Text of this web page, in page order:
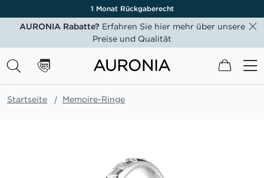
1 Monat Rückgaberecht
AURONIA Rabatte? Erfahren Sie hier mehr über unsere
Preise und Qualität
Mein
Startseite Memoire-Ringe